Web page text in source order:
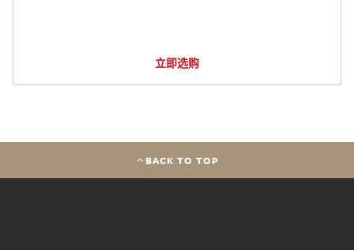
立即选购
BACK TO TOP